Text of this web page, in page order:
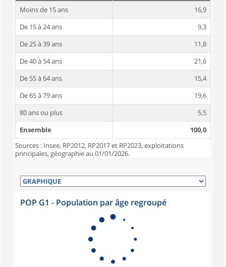
Moins de 15 ans
16,9
De 15 à 24 ans
9,3
De 25 à 39 ans
11,8
De 40 à 54 ans
21,6
De 55 à 64 ans
15,4
De 65 à 79 ans
19,6
80 ans ou plus
5,5
Ensemble
100,0
Sources : Insee, RP2012, RP2017 et RP2023, exploitations
principales, géographie au 01/01/2026.
POP G1 - Population par âge regroupé